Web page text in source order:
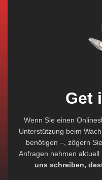
Get
Wenn Sie einen
Unterstützung beim
benötigen –, zögern
Anfragen nehmen aktuell
uns schreiben,